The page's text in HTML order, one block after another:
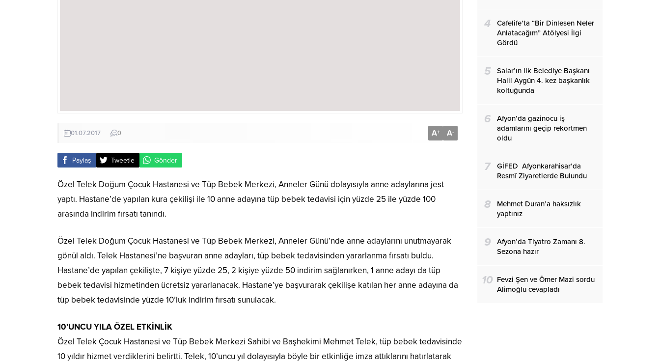
01.07.2017 0 A+ A-
Paylaş Tweetle Gönder
Özel Telek Doğum Çocuk Hastanesi ve Tüp Bebek Merkezi, Anneler Günü dolayısıyla anne adaylarına jest
yaptı. Hastane’de yapılan kura çekilişi ile 10 anne adayına tüp bebek tedavisi için yüzde 25 ile yüzde 100
arasında indirim fırsatı tanındı.
Özel Telek Doğum Çocuk Hastanesi ve Tüp Bebek Merkezi, Anneler Günü’nde anne adaylarını unutmayarak
gönül aldı. Telek Hastanesi’ne başvuran anne adayları, tüp bebek tedavisinden yararlanma fırsatı buldu.
Hastane’de yapılan çekilişte, 7 kişiye yüzde 25, 2 kişiye yüzde 50 indirim sağlanırken, 1 anne adayı da tüp
bebek tedavisi hizmetinden ücretsiz yararlanacak. Hastane’ye başvurarak çekilişe katılan her anne adayına da
tüp bebek tedavisinde yüzde 10’luk indirim fırsatı sunulacak.
10’UNCU YILA ÖZEL ETKİNLİK
Özel Telek Çocuk Hastanesi ve Tüp Bebek Merkezi Sahibi ve Başhekimi Mehmet Telek, tüp bebek tedavisinde
10 yıldır hizmet verdiklerini belirtti. Telek, 10’uncu yıl dolayısıyla böyle bir etkinliğe imza attıklarını hatırlatarak
4
Cafelife’ta “Bir Dinlesen Neler
Anlatacağım” Atölyesi İlgi
Gördü
5
Salar’ın ilk Belediye Başkanı
Halil Aygün 4. kez başkanlık
koltuğunda
6
Afyon’da gazinocu iş
adamlarını geçip rekortmen
oldu
7
GİFED Afyonkarahisar’da
Resmî Ziyaretlerde Bulundu
8
Mehmet Duran’a haksızlık
yaptınız
9
Afyon’da Tiyatro Zamanı 8.
Sezona hazır
10 Fevzi Şen ve Ömer Mazi sordu
Alimoğlu cevapladı